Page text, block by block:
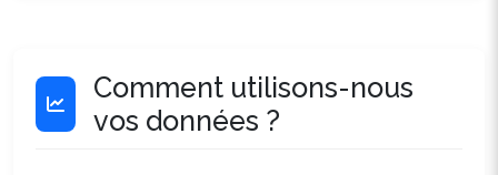
Comment utilisons-nous
vos données ?